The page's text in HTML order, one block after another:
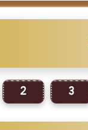
2 3